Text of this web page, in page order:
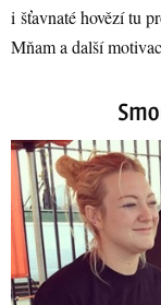
i šťavnaté hovězí tu
Mňam a další